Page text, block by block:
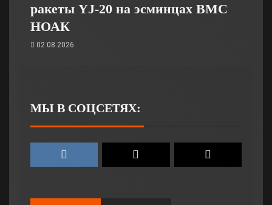
ракеты YJ-20 на эсминцах ВМС
НОАК
02.08.2026
МЫ В СОЦСЕТЯХ: